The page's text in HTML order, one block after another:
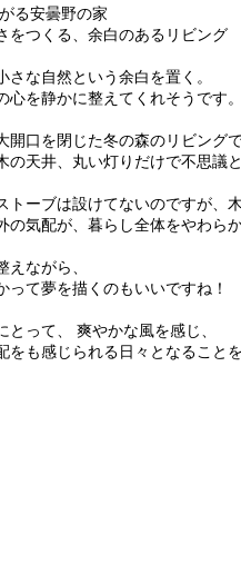
る安曇野の家
をつくる、余白のあるリビング
さな自然という余白を置く。
心を静かに整えてくれそうです。
開口を閉じた冬の森のリビング
の天井、丸い灯りだけで不思議
トーブは設けてないのですが、
の気配が、暮らし全体をやわら
えながら、
って夢を描くのもいいですね！
とって、 爽やかな風を感じ、
をも感じられる日々となること